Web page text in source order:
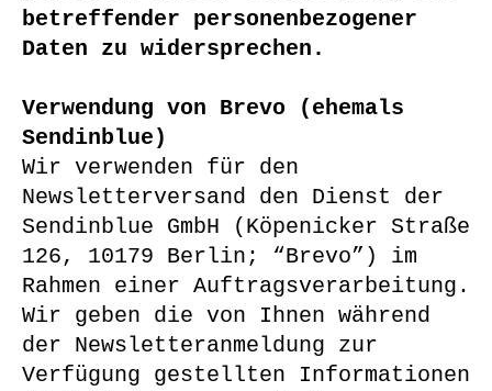
betreffender personenbezogener
Daten zu widersprechen.
Verwendung von Brevo (ehemals
Sendinblue)
Wir verwenden für den
Newsletterversand den Dienst der
Sendinblue GmbH (Köpenicker Straße
126, 10179 Berlin; “Brevo”) im
Rahmen einer Auftragsverarbeitung.
Wir geben die von Ihnen während
der Newsletteranmeldung zur
Verfügung gestellten Informationen